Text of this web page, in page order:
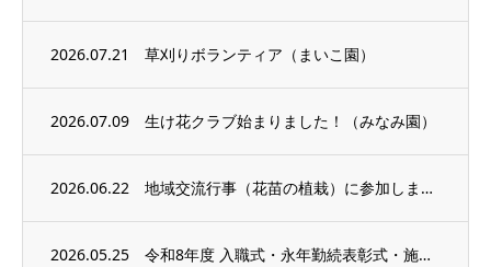
2026.07.21 草刈りボランティア（まいこ園）
2026.07.09 生け花クラブ始まりました！（みなみ園）
2026.06.22 地域交流行事（花苗の植栽）に参加しました（まきはたの里）
2026.05.25 令和8年度 入職式・永年勤続表彰式・施設見学会を行いました。（事務局）